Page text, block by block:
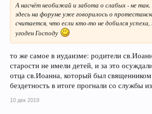
А насчёт необижай и забота о слабых - не
здесь на форуме уже говорилось о
считается, что если кто-то не добился
угоден Господу
то же самое в иудаизме: родители
старости не имели детей, и за это
отца св.Иоанна, который был
бездетность в итоге прогнали со службы
10 дек 2019